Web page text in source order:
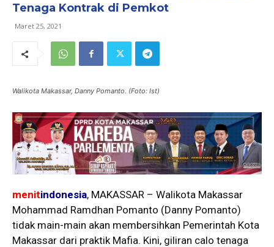
Tenaga Kontrak di Pemkot
Maret 25, 2021
Walikota Makassar, Danny Pomanto. (Foto: Ist)
menitindonesia, MAKASSAR – Walikota Makassar
Mohammad Ramdhan Pomanto (Danny Pomanto)
tidak main-main akan membersihkan Pemerintah Kota
Makassar dari praktik Mafia. Kini, giliran calo tenaga